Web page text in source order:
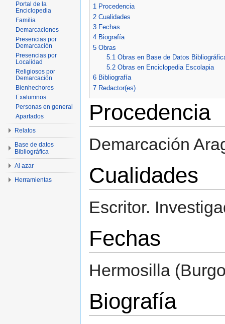
1 Procedencia
2 Cualidades
3 Fechas
4 Biografía
5 Obras
5.1 Obras en Base de Datos
5.2 Obras en Enciclopedia Escolapia
6 Bibliografía
7 Redactor(es)
Procedencia
Demarcación
Cualidades
Escritor.
Fechas
Hermosilla
Biografía
Portal de la
Enciclopedia
Familia
Demarcaciones
Presencias por
Demarcación
Presencias por
Localidad
Religiosos por
Demarcación
Bienhechores
Exalumnos
Personas en general
Apartados
Relatos
Base de datos
Bibliográfica
Al azar
Herramientas